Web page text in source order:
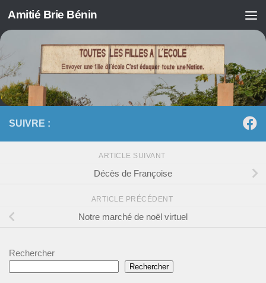
Skip to content
Amitié Brie Bénin
SUIVRE :
ARTICLE SUIVANT
Décès de Françoise
ARTICLE PRÉCÉDENT
Notre marché de noël virtuel
Rechercher
Rechercher